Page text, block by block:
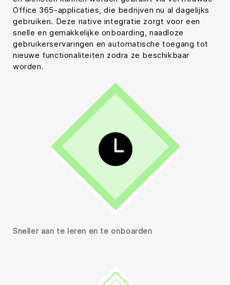
Office 365-applicaties, die bedrijven nu al dagelijks
gebruiken. Deze native integratie zorgt voor een
snelle en gemakkelijke onboarding, naadloze
gebruikerservaringen en automatische toegang tot
nieuwe functionaliteiten zodra ze beschikbaar
worden.
Sneller aan te leren en te onboarden